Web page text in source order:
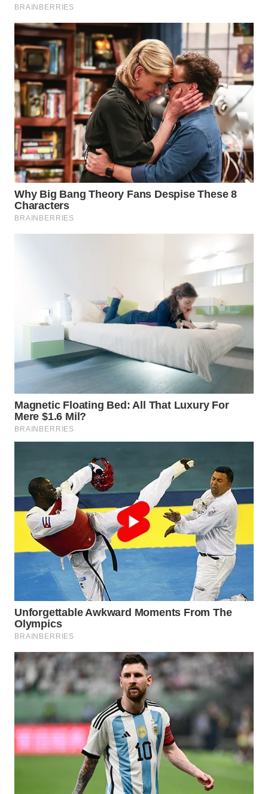
SUMEDANG
WN
CIANJUR
WN
KEPULAUAN
SERIBU
WN
TANGERANG
WN
BINJAI
WN
INDRAMAYU
WN
WN
MAJALENGKA
WN
SUBANG
WN
PURWAKARTA
WN
PRIANGAN
TIMUR
WN
SEMARANG
SOLO
WN
BOROBUDUR
WN
MADURA